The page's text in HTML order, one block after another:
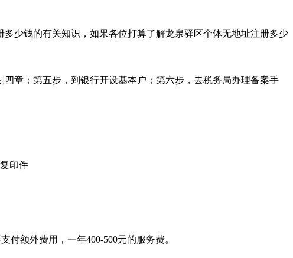
少钱的有关知识，如果各位打算了解龙泉驿区个体无地址注册多少
章；第五步，到银行开设基本户；第六步，去税务局办理备案手
印件
付额外费用，一年400-500元的服务费。